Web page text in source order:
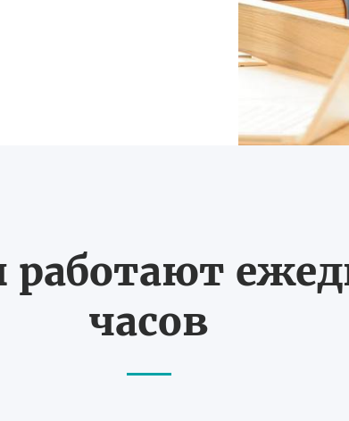
часов